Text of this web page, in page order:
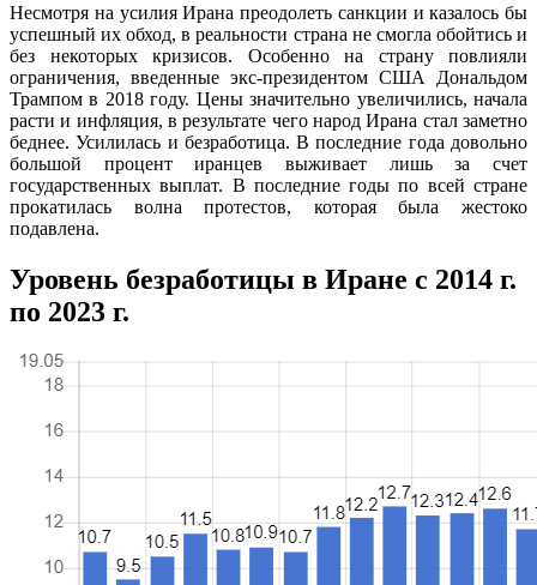
Несмотря на усилия Ирана преодолеть санкции и казалось бы
успешный их обход, в реальности страна не смогла обойтись и
без некоторых кризисов. Особенно на страну повлияли
ограничения, введенные экс-президентом США Дональдом
Трампом в 2018 году. Цены значительно увеличились, начала
расти и инфляция, в результате чего народ Ирана стал заметно
беднее. Усилилась и безработица. В последние года довольно
большой процент иранцев выживает лишь за счет
государственных выплат. В последние годы по всей стране
прокатилась волна протестов, которая была жестоко
подавлена.
Уровень безработицы в Иране с 2014 г.
по 2023 г.